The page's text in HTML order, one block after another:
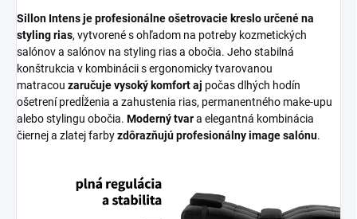
Sillon Intens je profesionálne ošetrovacie kreslo určené na
styling rias, vytvorené s ohľadom na potreby kozmetických
salónov a salónov na styling rias a obočia. Jeho stabilná
konštrukcia v kombinácii s ergonomicky tvarovanou
matracou zaručuje vysoký komfort aj počas dlhých hodín
ošetrení predĺženia a zahustenia rias, permanentného make-upu
alebo stylingu obočia. Moderný tvara elegantná kombinácia
čiernej a zlatej farbyzdôrazňujú profesionálny image salónu.